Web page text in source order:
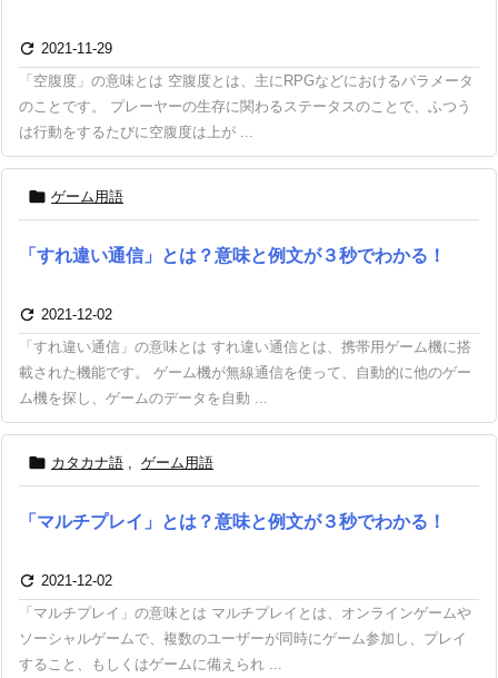
 2021-11-29
「空腹度」の意味とは 空腹度とは、主にRPGなどにおけるパラメータ
のことです。 プレーヤーの生存に関わるステータスのことで、ふつう
は行動をするたびに空腹度は上が ...
 ゲーム用語
「すれ違い通信」とは？意味と例文が３秒でわかる！
 2021-12-02
「すれ違い通信」の意味とは すれ違い通信とは、携帯用ゲーム機に搭
載された機能です。 ゲーム機が無線通信を使って、自動的に他のゲー
ム機を探し、ゲームのデータを自動 ...
 カタカナ語 , ゲーム用語
「マルチプレイ」とは？意味と例文が３秒でわかる！
 2021-12-02
「マルチプレイ」の意味とは マルチプレイとは、オンラインゲームや
ソーシャルゲームで、複数のユーザーが同時にゲーム参加し、プレイ
すること、もしくはゲームに備えられ ...